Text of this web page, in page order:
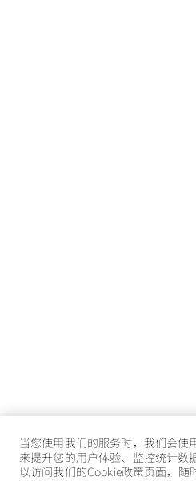
当您使用我们的服务时，我们会使
来提升您的用户体验、监控统计数
以访问我们的Cookie政策页面，随